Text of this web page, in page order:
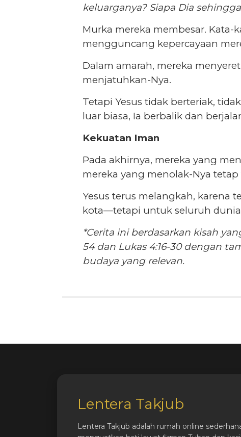
keluarganya? Siapa Dia
Murka mereka membesar. Kata-
mengguncang kepercayaan
Dalam amarah, mereka
menjatuhkan-Nya.
Tetapi Yesus tidak berteriak,
luar biasa, Ia berbalik dan
Kekuatan Iman
Pada akhirnya, mereka yang
mereka yang menolak-Nya
Yesus terus melangkah, karena
kota—tetapi untuk seluruh
*Cerita ini berdasarkan kisah
54 dan Lukas 4:16-30 dengan
budaya yang relevan.
Lentera Takjub
Lentera Takjub adalah rumah online